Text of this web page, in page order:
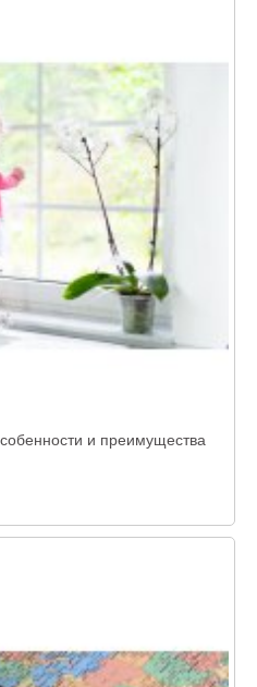
и преимущества